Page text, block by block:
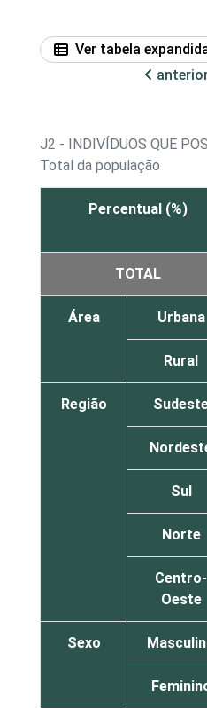
Ver tabela
J2 - INDIVÍDUOS QUE
Total da população
Percentual (%)
TOTAL
Área Urbana
Rural
Região
Sul
Norte
Centro-
Oeste
Sexo